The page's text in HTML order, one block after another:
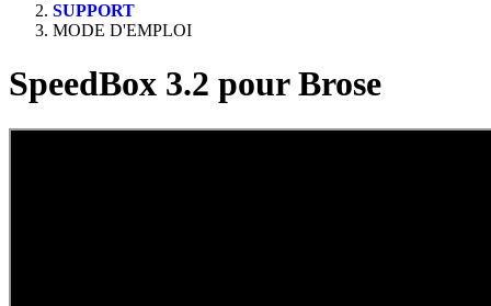
SUPPORT
MODE D'EMPLOI
SpeedBox 3.2 pour Brose